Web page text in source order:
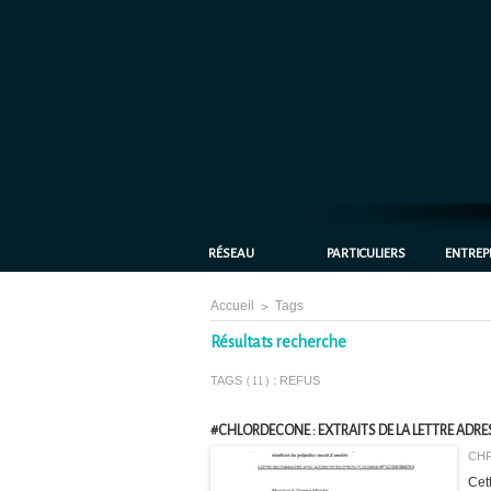
RÉSEAU PARTICULIERS
Accueil > Tags
Résultats recherche
TAGS (11) : REFUS
#CHLORDECONE : EXTRAITS DE LA LETTRE